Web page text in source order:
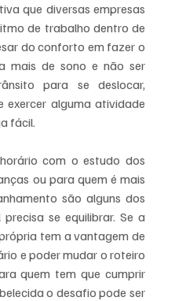
que diversas empresas
de trabalho dentro de
do conforto em fazer o
mais de sono e não ser
para se deslocar,
exercer alguma atividade
fácil.
com o estudo dos
ou para quem é mais
são alguns dos
se equilibrar. Se a
tem a vantagem de
e poder mudar o roteiro
quem tem que cumprir
o desafio pode ser